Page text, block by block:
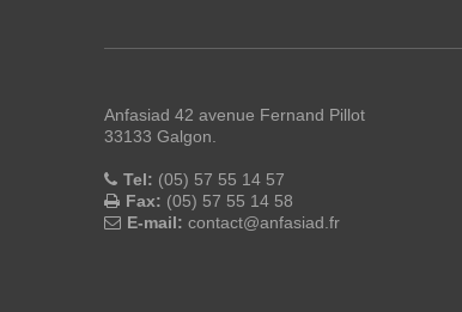
Anfasiad 42 avenue Fernand Pillot
33133 Galgon.
Tel: (05) 57 55 14 57
Fax: (05) 57 55 14 58
E-mail: contact@anfasiad.fr